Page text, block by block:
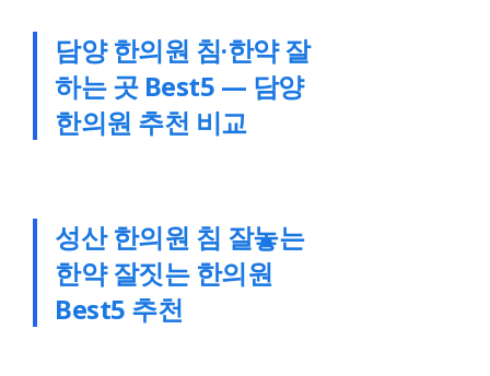
담양 한의원 침·한약 잘
하는 곳 Best5 — 담양
한의원 추천 비교
성산 한의원 침 잘놓는
한약 잘짓는 한의원
Best5 추천